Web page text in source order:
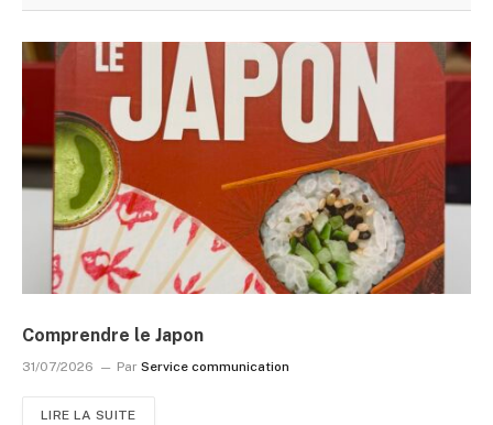
Comprendre le Japon
31/07/2026 Par Service communication
LIRE LA SUITE